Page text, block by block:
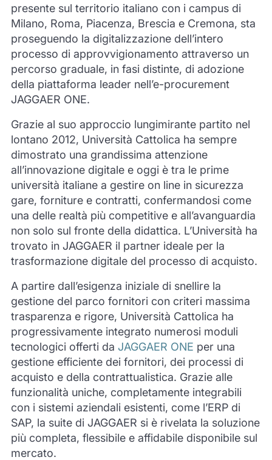
presente sul territorio italiano con i campus di
Milano, Roma, Piacenza, Brescia e Cremona, sta
proseguendo la digitalizzazione dell’intero
processo di approvvigionamento attraverso un
percorso graduale, in fasi distinte, di adozione
della piattaforma leader nell’e-procurement
JAGGAER ONE.
Grazie al suo approccio lungimirante partito nel
lontano 2012, Università Cattolica ha sempre
dimostrato una grandissima attenzione
all’innovazione digitale e oggi è tra le prime
università italiane a gestire on line in sicurezza
gare, forniture e contratti, confermandosi come
una delle realtà più competitive e all’avanguardia
non solo sul fronte della didattica. L’Università ha
trovato in JAGGAER il partner ideale per la
trasformazione digitale del processo di acquisto.
A partire dall’esigenza iniziale di snellire la
gestione del parco fornitori con criteri massima
trasparenza e rigore, Università Cattolica ha
progressivamente integrato numerosi moduli
tecnologici offerti da JAGGAER ONE per una
gestione efficiente dei fornitori, dei processi di
acquisto e della contrattualistica. Grazie alle
funzionalità uniche, completamente integrabili
con i sistemi aziendali esistenti, come l’ERP di
SAP, la suite di JAGGAER si è rivelata la soluzione
più completa, flessibile e affidabile disponibile sul
mercato.